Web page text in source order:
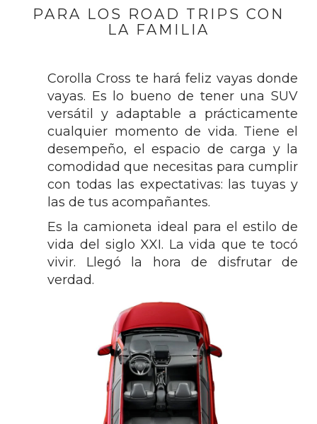
PARA LOS ROAD TRIPS CON
LA FAMILIA
Corolla Cross te hará feliz vayas donde
vayas. Es lo bueno de tener una SUV
versátil y adaptable a prácticamente
cualquier momento de vida. Tiene el
desempeño, el espacio de carga y la
comodidad que necesitas para cumplir
con todas las expectativas: las tuyas y
las de tus acompañantes.
Es la camioneta ideal para el estilo de
vida del siglo XXI. La vida que te tocó
vivir. Llegó la hora de disfrutar de
verdad.